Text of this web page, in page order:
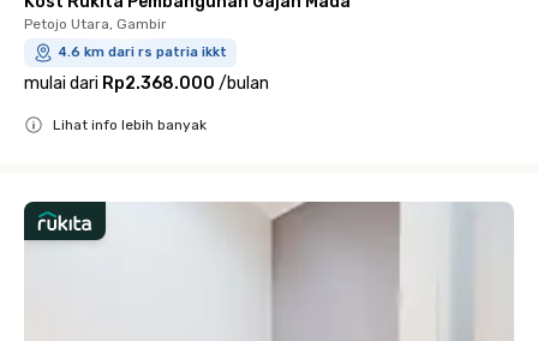
Petojo Utara, Gambir
4.6 km dari rs patria ikkt
mulai dari Rp2.368.000 /bulan
Lihat info lebih banyak